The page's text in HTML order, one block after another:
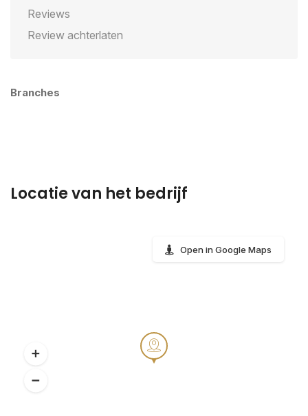
Reviews
Review achterlaten
Branches
Locatie van het bedrijf
Open in Google Maps